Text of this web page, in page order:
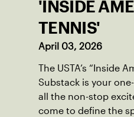
'INSIDE
TENNIS'
April 03, 2026
The USTA’s “Inside
Substack is your
all the non-stop
come to define the